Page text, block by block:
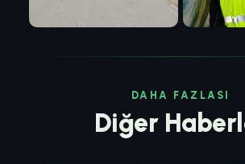
DAHA FAZLASI
Diğer